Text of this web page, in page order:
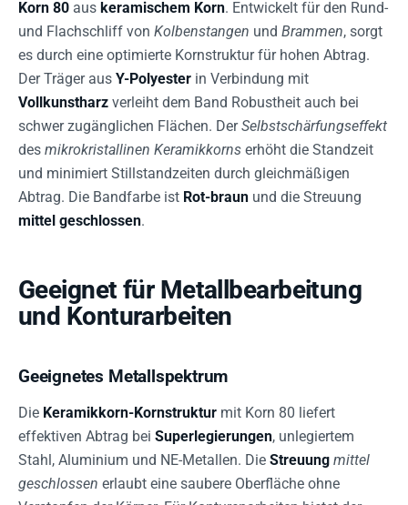
Korn 80 aus keramischem Korn. Entwickelt für den Rund-
und Flachschliff von Kolbenstangen und Brammen, sorgt
es durch eine optimierte Kornstruktur für hohen Abtrag.
Der Träger aus Y-Polyester in Verbindung mit
Vollkunstharz verleiht dem Band Robustheit auch bei
schwer zugänglichen Flächen. DerSelbstschärfungseffekt
des mikrokristallinen Keramikkorns erhöht die Standzeit
und minimiert Stillstandzeiten durch gleichmäßigen
Abtrag. Die Bandfarbe ist Rot-braun und die Streuung
mittel geschlossen.
Geeignet für Metallbearbeitung
und Konturarbeiten
Geeignetes Metallspektrum
Die Keramikkorn-Kornstruktur mit Korn 80 liefert
effektiven Abtrag bei Superlegierungen, unlegiertem
Stahl, Aluminium und NE-Metallen. Die Streuung mittel
geschlossen erlaubt eine saubere Oberfläche ohne